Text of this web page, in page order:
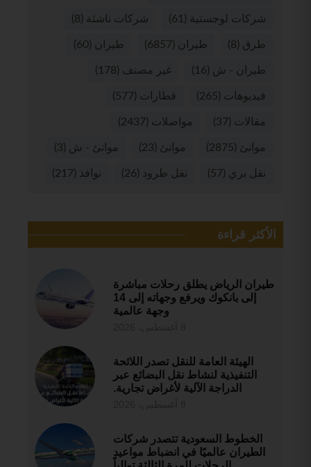
شركات لوجستية (61) شركات ناشئة (8)
طرق (8) طيران (6857) طيران (60)
طيران - ش (16) غير مصنف (178)
فيديوهات (265) قطارات (577)
مقالات (37) مواصلات (2437)
موانئ (2875) موانئ (23) موانئ - ش (3)
نقل بري (57) نقل طرود (26) نوافذ (217)
الأكثر قراءة
طيران الرياض يطلق رحلات مباشرة
إلى بانكوك ويرفع وجهاته إلى 14
وجهة عالمية
الهيئة العامة للنقل تصدر اللائحة
التنفيذية لنشاط نقل البضائع عبر
الدراجة الآلية لأغراض تجارية.
الخطوط السعودية تتصدر شركات
الطيران عالميًا في انضباط مواعيد